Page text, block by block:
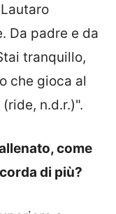
Da padre e da
tranquillo,
che gioca al
n.d.r.)".
come
di più?